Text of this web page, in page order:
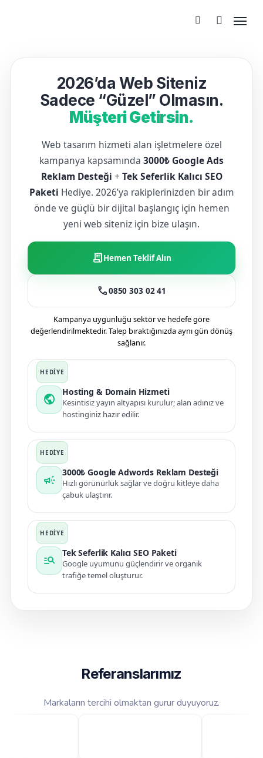
2026’da Web Siteniz
Sadece “Güzel” Olmasın.
Müşteri Getirsin.
Web tasarım hizmeti alan işletmelere özel
kampanya kapsamında 3000₺ Google Ads
Reklam Desteği + Tek Seferlik Kalıcı SEO
Paketi Hediye. 2026’ya rakiplerinizden bir adım
önde ve güçlü bir dijital başlangıç için hemen
yeni web siteniz için bize ulaşın.
receipt_longHemen Teklif Alın
call0850 303 02 41
Kampanya uygunluğu sektör ve hedefe göre
değerlendirilmektedir. Talep bıraktığınızda aynı gün dönüş
sağlanır.
public
Hosting & Domain Hizmeti
Kesintisiz yayın altyapısı kurulur; alan adınız ve
hostinginiz hazır edilir.
campaign
3000₺ Google Adwords Reklam Desteği
Hızlı görünürlük sağlar ve doğru kitleye daha
çabuk ulaştırır.
manage_search
Tek Seferlik Kalıcı SEO Paketi
Google uyumunu güçlendirir ve organik
trafiğe temel oluşturur.
Referanslarımız
Markaların tercihi olmaktan gurur duyuyoruz.